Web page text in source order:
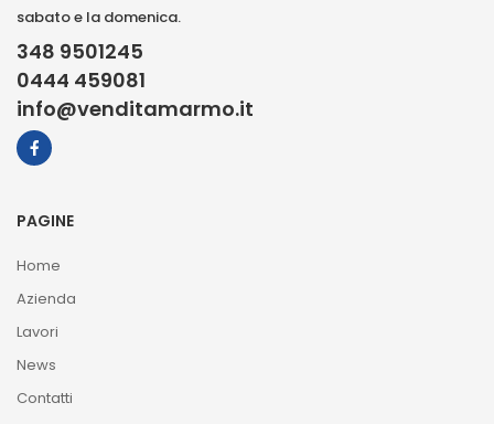
sabato e la domenica.
348 9501245
0444 459081
info@venditamarmo.it
PAGINE
Home
Azienda
Lavori
News
Contatti